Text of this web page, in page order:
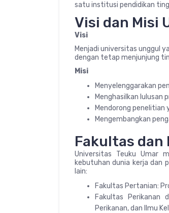
satu institusi pendidikan
Visi dan Misi
Visi
Menjadi universitas unggul
dengan tetap menjunjung
Misi
Menyelenggarakan
Menghasilkan lulusan
Mendorong
Mengembangkan
Fakultas dan
Universitas Teuku Umar
kebutuhan dunia kerja dan
lain:
Fakultas Pertanian:
Fakultas Perikanan
Perikanan, dan Ilmu